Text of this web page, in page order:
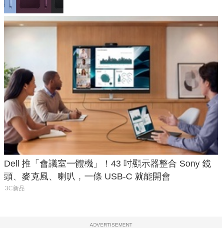
Dell 推「會議室一體機」！43 吋顯示器整合 Sony 鏡
頭、麥克風、喇叭，一條 USB-C 就能開會
3C新品
ADVERTISEMENT